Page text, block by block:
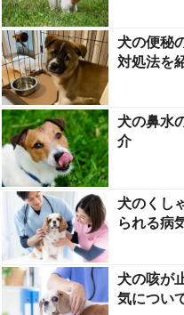
犬の便秘
対処法を
犬の鼻水
介
犬のくし
られる病
犬の咳が
気につい